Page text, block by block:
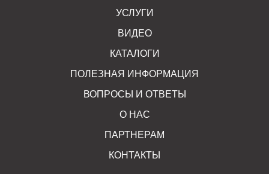
УСЛУГИ
ВИДЕО
КАТАЛОГИ
ПОЛЕЗНАЯ ИНФОРМАЦИЯ
ВОПРОСЫ И ОТВЕТЫ
О НАС
ПАРТНЕРАМ
КОНТАКТЫ